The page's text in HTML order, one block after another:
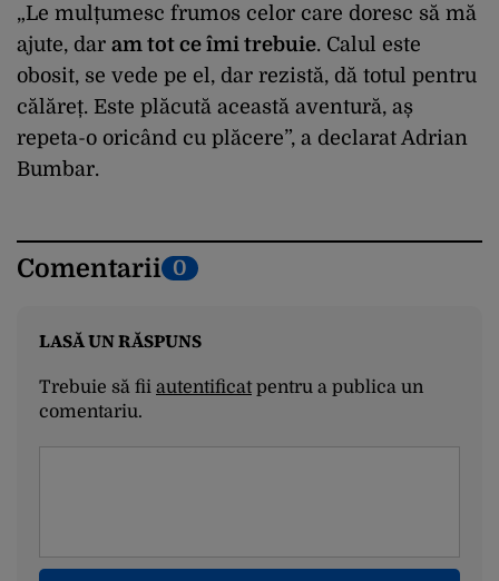
„Le mulțumesc frumos celor care doresc să mă
ajute, dar am tot ce îmi trebuie. Calul este
obosit, se vede pe el, dar rezistă, dă totul pentru
călăreț. Este plăcută această aventură, aș
repeta-o oricând cu plăcere”, a declarat Adrian
Bumbar.
Comentarii 0
LASĂ UN RĂSPUNS
Trebuie să fii autentificatpentru a publica un
comentariu.